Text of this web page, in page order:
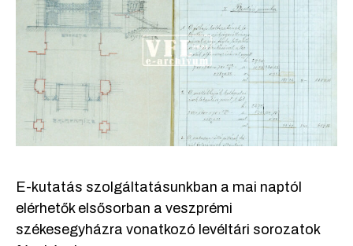
E-kutatás szolgáltatásunkban a mai naptól
elérhetők elsősorban a veszprémi
székesegyházra vonatkozó levéltári sorozatok